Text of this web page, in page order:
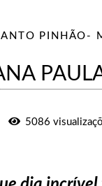
PINHÃO-
5086